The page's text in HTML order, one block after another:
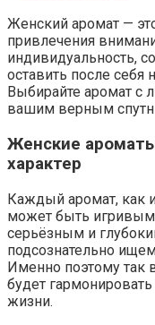
Женский аромат —
привлечения
индивидуальность,
оставить после себя
Выбирайте аромат с
вашим верным
Женские
характер
Каждый аромат, как
может быть игривым
серьёзным и
подсознательно
Именно поэтому так
будет
жизни.